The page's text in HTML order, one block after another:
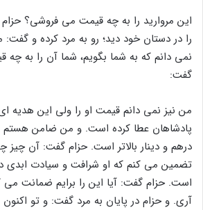
این مروارید را به چه قیمت می فروشی؟ حزام
را در دستان خود دید؛ رو به مرد کرده و
نمی دانم که به شما بگویم، شما آن را به چه
گفت:
من نیز نمی دانم قیمت او را ولی این هدیه
پادشاهان عطا کرده است. و من ضامن هستم
درهم و دینار بالاتر است. حزام گفت: آن
تضمین می کنم که او شرافت و سیادت ابدی
است. حزام گفت: آیا این را برایم ضمانت
آری. و حزام در پایان به مرد گفت: و تو